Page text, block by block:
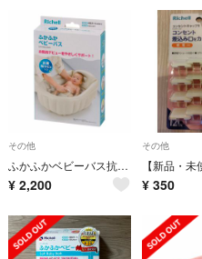
その他
ふかふかベビーバス抗菌 ベージュ(1個)
¥ 2,200
その他
¥ 350